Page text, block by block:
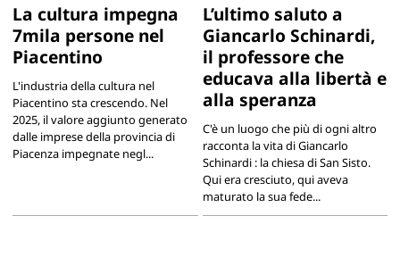
La cultura impegna
7mila persone nel
Piacentino
L'industria della cultura nel
Piacentino sta crescendo. Nel
2025, il valore aggiunto generato
dalle imprese della provincia di
Piacenza impegnate negl...
L’ultimo saluto a
Giancarlo Schinardi,
il professore che
educava alla libertà e
alla speranza
C'è un luogo che più di ogni altro
racconta la vita di Giancarlo
Schinardi : la chiesa di San Sisto.
Qui era cresciuto, qui aveva
maturato la sua fede...